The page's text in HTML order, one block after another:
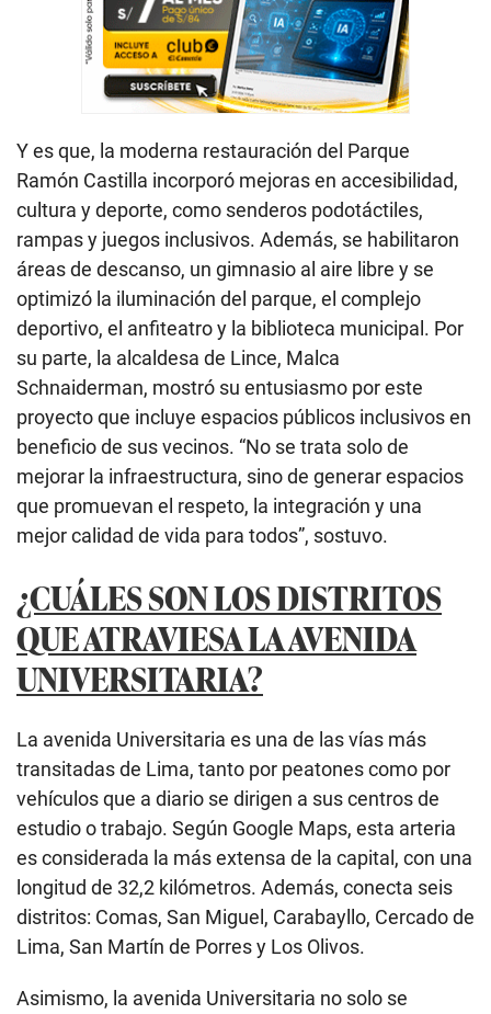
Y es que, la moderna restauración del Parque
Ramón Castilla incorporó mejoras en accesibilidad,
cultura y deporte, como senderos podotáctiles,
rampas y juegos inclusivos. Además, se habilitaron
áreas de descanso, un gimnasio al aire libre y se
optimizó la iluminación del parque, el complejo
deportivo, el anfiteatro y la biblioteca municipal. Por
su parte, la alcaldesa de Lince, Malca
Schnaiderman, mostró su entusiasmo por este
proyecto que incluye espacios públicos inclusivos en
beneficio de sus vecinos. “No se trata solo de
mejorar la infraestructura, sino de generar espacios
que promuevan el respeto, la integración y una
mejor calidad de vida para todos”, sostuvo.
¿CUÁLES SON LOS DISTRITOS
QUE ATRAVIESA LA AVENIDA
UNIVERSITARIA?
La avenida Universitaria es una de las vías más
transitadas de Lima, tanto por peatones como por
vehículos que a diario se dirigen a sus centros de
estudio o trabajo. Según Google Maps, esta arteria
es considerada la más extensa de la capital, con una
longitud de 32,2 kilómetros. Además, conecta seis
distritos: Comas, San Miguel, Carabayllo, Cercado de
Lima, San Martín de Porres y Los Olivos.
Asimismo, la avenida Universitaria no solo se